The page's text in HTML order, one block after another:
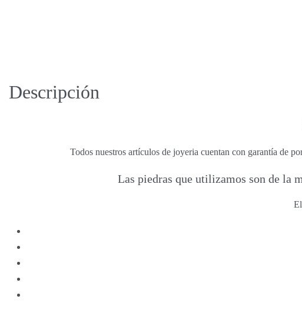
Descripción
Todos nuestros artículos de joyeria cuentan con garantía de
Las piedras que utilizamos son de la